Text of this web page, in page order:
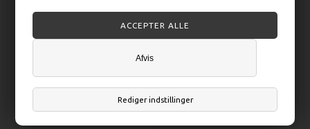
Rediger indstillinger
Afvis